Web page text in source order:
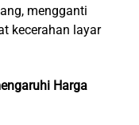
mengganti
kecerahan layar
Harga